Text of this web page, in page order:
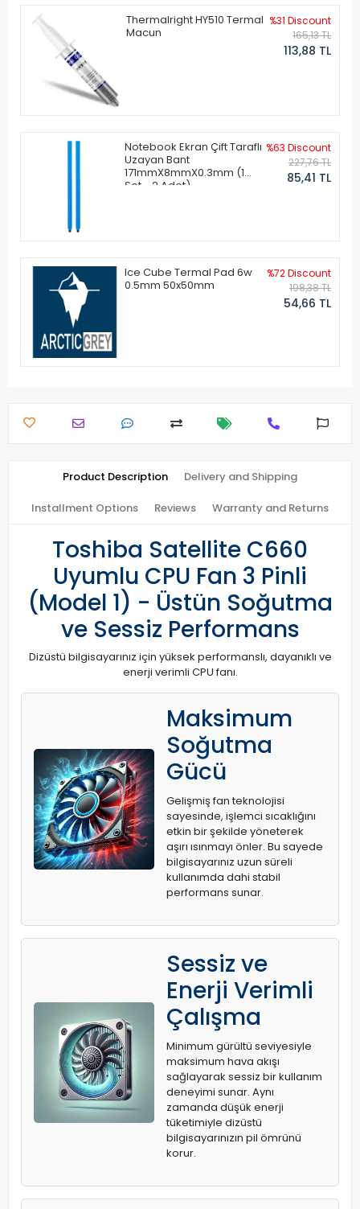
Thermalright HY510 Termal
Macun
%31 Discount
165,13 TL
113,88 TL
Notebook Ekran Çift Taraflı
Uzayan Bant
171mmX8mmX0.3mm (1
Set - 2 Adet)
%63 Discount
227,76 TL
85,41 TL
Ice Cube Termal Pad 6w
0.5mm 50x50mm
%72 Discount
198,38 TL
54,66 TL
Product Description Delivery and Shipping
Installment Options Reviews Warranty and Returns
Toshiba Satellite C660
Uyumlu CPU Fan 3 Pinli
(Model 1) - Üstün Soğutma
ve Sessiz Performans
Dizüstü bilgisayarınız için yüksek performanslı, dayanıklı ve
enerji verimli CPU fanı.
Maksimum
Soğutma
Gücü
Gelişmiş fan teknolojisi
sayesinde, işlemci sıcaklığını
etkin bir şekilde yöneterek
aşırı ısınmayı önler. Bu sayede
bilgisayarınız uzun süreli
kullanımda dahi stabil
performans sunar.
Sessiz ve
Enerji Verimli
Çalışma
Minimum gürültü seviyesiyle
maksimum hava akışı
sağlayarak sessiz bir kullanım
deneyimi sunar. Aynı
zamanda düşük enerji
tüketimiyle dizüstü
bilgisayarınızın pil ömrünü
korur.